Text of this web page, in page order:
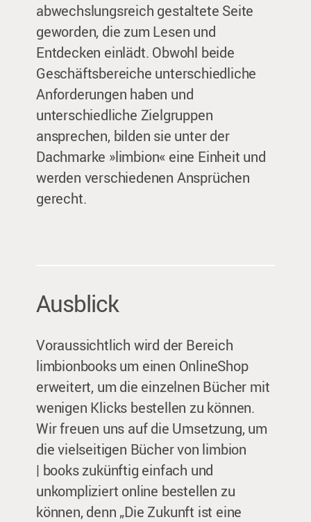
abwechslungsreich gestaltete Seite
geworden, die zum Lesen und
Entdecken einlädt. Obwohl beide
Geschäftsbereiche unterschiedliche
Anforderungen haben und
unterschiedliche Zielgruppen
ansprechen, bilden sie unter der
Dachmarke »limbion« eine Einheit und
werden verschiedenen Ansprüchen
gerecht.
Ausblick
Voraussichtlich wird der Bereich
limbionbooks um einen OnlineShop
erweitert, um die einzelnen Bücher mit
wenigen Klicks bestellen zu können.
Wir freuen uns auf die Umsetzung, um
die vielseitigen Bücher von limbion
| books zukünftig einfach und
unkompliziert online bestellen zu
können, denn „Die Zukunft ist eine